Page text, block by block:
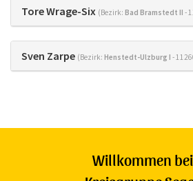
Tore Wrage-Six (Bezirk: Bad Bramstedt II -
Sven Zarpe (Bezirk: Henstedt-Ulzburg I -
Willkommen